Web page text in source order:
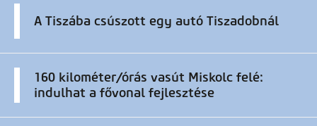
A Tiszába csúszott egy autó Tiszadobnál
160 kilométer/órás vasút Miskolc felé:
indulhat a fővonal fejlesztése